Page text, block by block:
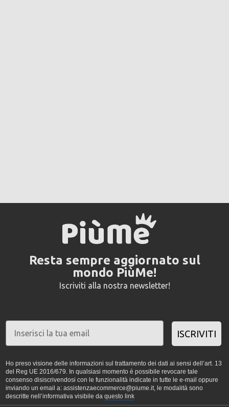
Resta sempre aggiornato sul
mondo PiùMe!
Iscriviti alla nostra newsletter!
ISCRIVITI
Ho preso visione delle informazioni sul trattamento dei dati ai sensi dell’art. 13
del Reg UE 2016/679. In qualsiasi momento è possibile revocare tale
consenso disiscrivendosi con le funzionalità indicate in tutte le e-mail oppure
inviando un email a: assistenzaecommerce@piume.it, le modalità sono
descritte nell’informativa visibile da questo link